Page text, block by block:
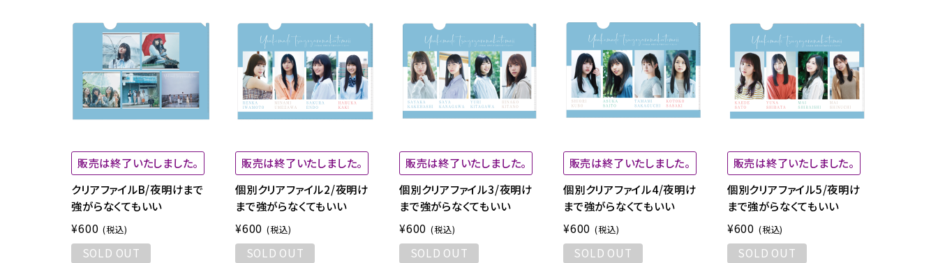
販売は終了いたしました。
クリアファイルB/夜明けまで
強がらなくてもいい
¥600 (税込)
SOLD OUT
販売は終了いたしました。
個別クリアファイル2/夜明け
まで強がらなくてもいい
¥600 (税込)
SOLD OUT
販売は終了いたしました。
個別クリアファイル3/夜明け
まで強がらなくてもいい
¥600 (税込)
SOLD OUT
販売は終了いたしました。
個別クリアファイル4/夜明け
まで強がらなくてもいい
¥600 (税込)
SOLD OUT
販売は終了いたしました。
個別クリアファイル5/夜明け
まで強がらなくてもいい
¥600 (税込)
SOLD OUT